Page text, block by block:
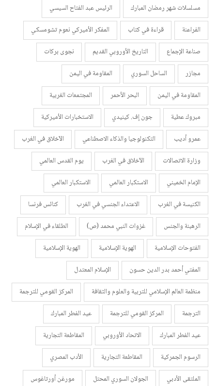
مسلسلات شهر رمضان المبارك
الرئيس عبد الفتاح السيسي
الفراعنة
قراءة في كتاب
المفكر الأميركي نعوم تشومسكي
صناعة الإجماع
التاريخ الأوروبي القديم
نجوى بركات
مجازر
الساحل السوري
المقاومة في اليمن
المقاومة في اليمن
البحر الأحمر
المجتمعات الغربية
مبروك عطية
جون إف. كينيدي
الاستخبارات الأميركية
عمرو أديب
التكنولوجيا والذكاء الاصطناعي
الآخلاق في الغرب
وزارة الاتصالات
الآخلاق في الغرب
يوم القدس العالمي
الإمام الخميني
الاستكبار العالمي
الاستكبار العالمي
الكنيسة في الغرب
الاعتداء الجنسي في الغرب
كنائس فرنسا
الرهبنة والجنس
غزوات النبي محمد (ص)
الطلقاء في الإسلام
الفتوحات الإسلامية
الهوية الإسلامية
الهوية الإسلامية
المفتي أحمد بدر الدين حسون
الإسلام المعتدل
منظمة العالم الإسلامي للتربية والعلوم والثقافة
المركز القومي للترجمة
الترجمة
المركز القومي للترجمة
عيد الفطر المبارك
عيد الفطر المبارك
الاتحاد الأوروبي
المقاطعة التجارية
الرسوم الجمركية
المقاطعة التجارية
الأدب المصري
الملتقى الأدبي
الجولان السوري المحتل
مورغن أورتاغوس